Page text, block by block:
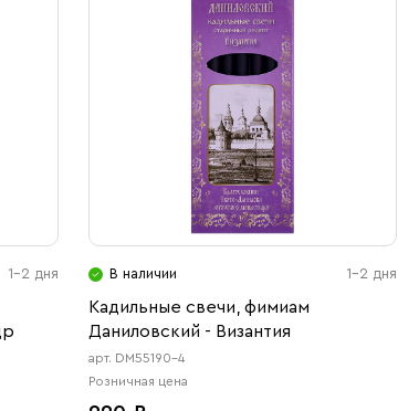
1-2 дня В наличии 1-2 дня
Кадильные свечи, фимиам
Даниловский - Византия
арт. DM55190-4
Розничная цена